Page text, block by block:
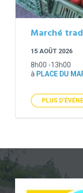
Marché
15 AOÛT 2026
8h00 -13h00
à PLACE DU
PLUS